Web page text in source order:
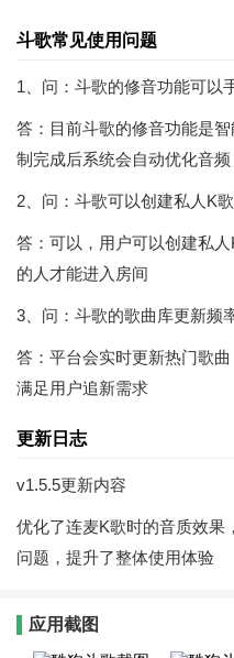
斗歌常见使用问题
1、问：斗歌的修音功能可以
答：目前斗歌的修音功能是
制完成后系统会自动优化音频
2、问：斗歌可以创建私人K
答：可以，用户可以创建私
的人才能进入房间
3、问：斗歌的歌曲库更新频
答：平台会实时更新热门歌
满足用户追新需求
更新日志
v1.5.5更新内容
优化了连麦K歌时的音质效果
问题，提升了整体使用体验
应用截图